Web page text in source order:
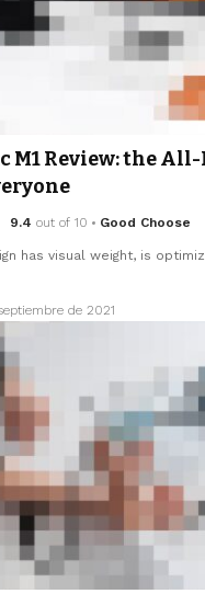
M1 Review: the
9.4 out of 10 Good Choose
has visual weight, is
de 2021